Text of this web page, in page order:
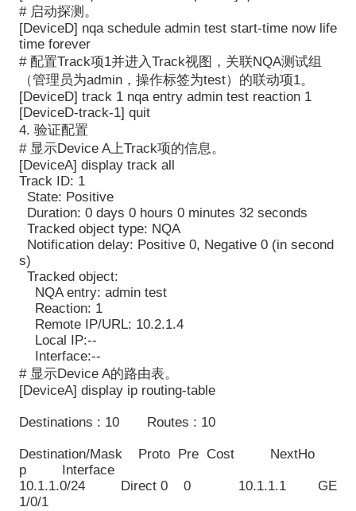
# 启动探测。
[DeviceD] nqa schedule admin test start-time now life
time forever
# 配置Track项1并进入Track视图，关联NQA测试组
（管理员为admin，操作标签为test）的联动项1。
[DeviceD] track 1 nqa entry admin test reaction 1
[DeviceD-track-1] quit
4. 验证配置
# 显示Device A上Track项的信息。
[DeviceA] display track all
Track ID: 1
State: Positive
Duration: 0 days 0 hours 0 minutes 32 seconds
Tracked object type: NQA
Notification delay: Positive 0, Negative 0 (in second
s)
Tracked object:
NQA entry: admin test
Reaction: 1
Remote IP/URL: 10.2.1.4
Local IP:--
Interface:--
# 显示Device A的路由表。
[DeviceA] display ip routing-table
Destinations : 10 Routes : 10
Destination/Mask Proto Pre Cost NextHo
p Interface
10.1.1.0/24 Direct 0 0 10.1.1.1 GE
1/0/1